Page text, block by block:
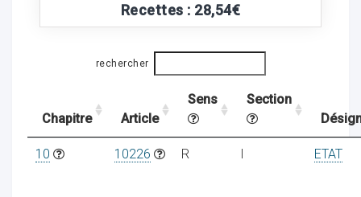
Recettes : 28,54€
rechercher
Chapitre Article
Sens
Section
10 10226 R I ETAT